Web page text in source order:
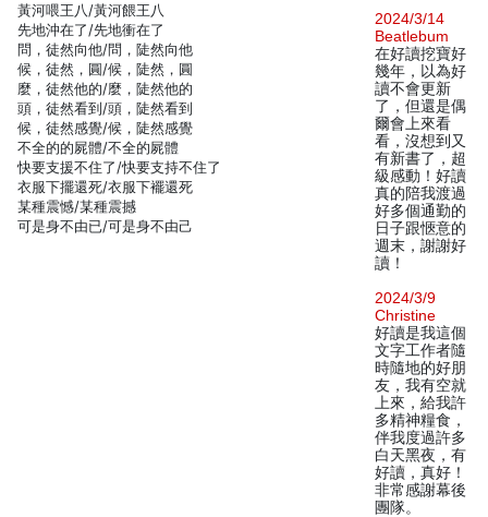
黃河喂王八/黃河餵王八
先地沖在了/先地衝在了
問，徒然向他/問，陡然向他
候，徒然，圓/候，陡然，圓
麼，徒然他的/麼，陡然他的
頭，徒然看到/頭，陡然看到
候，徒然感覺/候，陡然感覺
不全的的屍體/不全的屍體
快要支援不住了/快要支持不住了
衣服下擺還死/衣服下襬還死
某種震憾/某種震撼
可是身不由已/可是身不由己
2024/3/14
Beatlebum
在好讀挖寶好
幾年，以為好
讀不會更新
了，但還是偶
爾會上來看
看，沒想到又
有新書了，超
級感動！好讀
真的陪我渡過
好多個通勤的
日子跟愜意的
週末，謝謝好
讀！
2024/3/9
Christine
好讀是我這個
文字工作者隨
時隨地的好朋
友，我有空就
上來，給我許
多精神糧食，
伴我度過許多
白天黑夜，有
好讀，真好！
非常感謝幕後
團隊。